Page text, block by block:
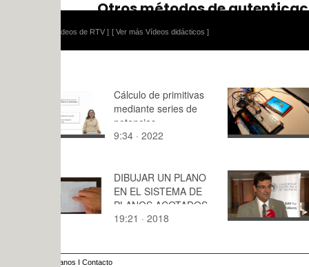
[ Ver más Vídeos didácticos ]
Cálculo de primitivas
mediante series de
potencias
9:34 · 2022
Afinador
3:41 · 2026
DIBUJAR UN PLANO
EN EL SISTEMA DE
PLANOS ACOTADOS
19:21 · 2018
2:18 · 2024